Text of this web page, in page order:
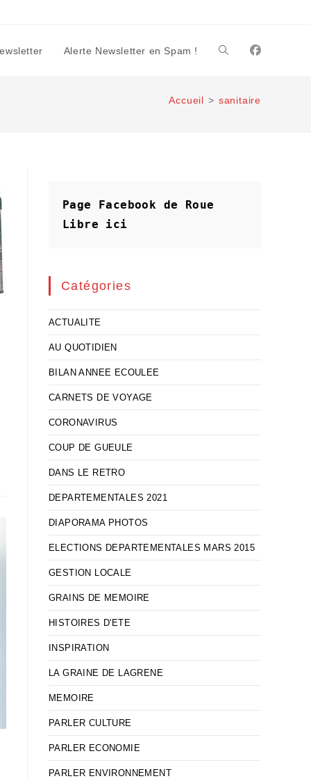
Alerte Newsletter en Spam ! Toggle
website
Accueil > sanitaire
Page Facebook de Roue
Libre
ici
Catégories
ACTUALITE
AU QUOTIDIEN
BILAN ANNEE ECOULEE
CARNETS DE VOYAGE
CORONAVIRUS
COUP DE GUEULE
DANS LE RETRO
DEPARTEMENTALES 2021
DIAPORAMA PHOTOS
ELECTIONS DEPARTEMENTALES MARS 2015
GESTION LOCALE
GRAINS DE MEMOIRE
HISTOIRES D'ETE
INSPIRATION
LA GRAINE DE LAGRENE
MEMOIRE
PARLER CULTURE
PARLER ECONOMIE
PARLER ENVIRONNEMENT